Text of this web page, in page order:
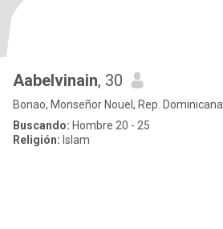
Aabelvinain, 30
Bonao, Monseñor Nouel, Rep. Dominicana
Buscando: Hombre 20 - 25
Religión: Islam